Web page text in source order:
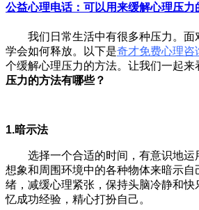
公益心理电话：可以用来缓解心理压力
我们日常生活中有很多种压力。面
学会如何释放。以下是奇才免费心理咨
个缓解心理压力的方法。让我们一起来
压力的方法有哪些？
1.暗示法
选择一个合适的时间，有意识地运
想象和周围环境中的各种物体来暗示自
绪，减缓心理紧张，保持头脑冷静和快
忆成功经验，精心打扮自己。